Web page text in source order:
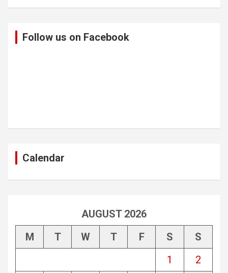
Follow us on Facebook
Calendar
AUGUST 2026
M
T W T F S
S
1
2